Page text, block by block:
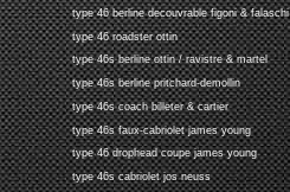
type 46 berline decouvrable figoni & falaschi
type 46 roadster ottin
type 46s berline ottin / ravistre & martel
type 46s berline pritchard-demollin
type 46s coach billeter & cartier
type 46s faux-cabriolet james young
type 46 drophead coupe james young
type 46s cabriolet jos neuss